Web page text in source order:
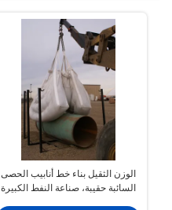
الوزن الثقيل بناء خط أنابيب الحصى
السائبة حقيبة، صناعة النفط الكبيرة